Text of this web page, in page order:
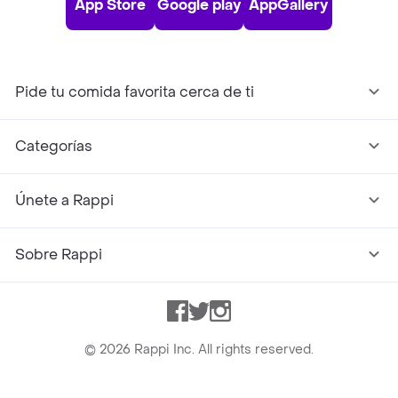
App Store Google play AppGallery
Pide tu comida favorita cerca de ti
Categorías
Únete a Rappi
Sobre Rappi
Facebook
TwitterInstagram
© 2026 Rappi Inc. All rights reserved.